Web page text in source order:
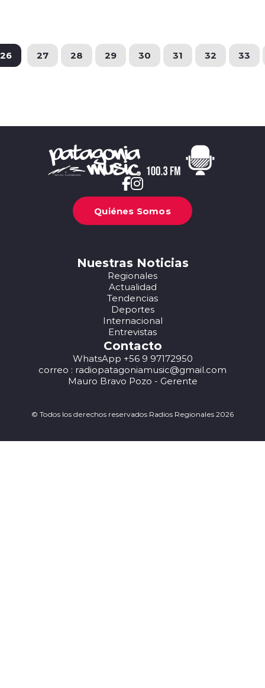
26 27 28 29 30 31 32 33
Quiénes Somos
Nuestras Noticias
Regionales
Actualidad
Tendencias
Deportes
Internacional
Entrevistas
Contacto
WhatsApp +56 9 97172950
correo : radiopatagoniamusic@gmail.com
Mauro Bravo Pozo - Gerente
© Todos los derechos reservados Radios Regionales 2026